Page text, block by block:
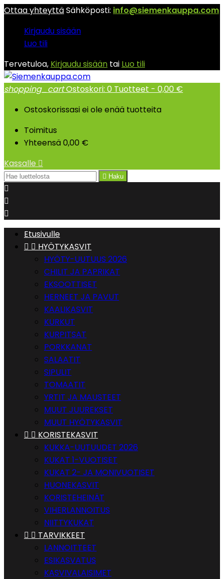
Ottaa yhteyttäSähköposti: info@siemenkauppa.com
Kirjaudu sisään
Luo tili
Tervetuloa, Kirjaudu sisään tai Luo tili
shopping_cartOstoskori: 0 Tuotteet - 0,00 €
Ostoskorissasi ei ole enää tuotteita
Toimitus
Yhteensä0,00 €
Kassalle 
 Haku



Etusivulle
  HYÖTYKASVIT
HYÖTY-UUTUUS 2026
CHILIT JA PAPRIKAT
EKSOOTTISET
HERNEET JA PAVUT
KAALIKASVIT
KURKUT
KURPITSAT
PORKKANAT
SALAATIT
SIPULIT
TOMAATIT
YRTIT JA MAUSTEET
MUUT JUUREKSET
MUUT HYÖTYKASVIT
  KORISTEKASVIT
KUKKA-UUTUUDET 2026
KUKAT 1-VUOTISET
KUKAT 2- JA MONIVUOTISET
HUONEKASVIT
KORISTEHEINÄT
VIHERLANNOITUS
NIITTYKUKAT
  TARVIKKEET
LANNOITTEET
ESIKASVATUS
KASVIVALAISIMET